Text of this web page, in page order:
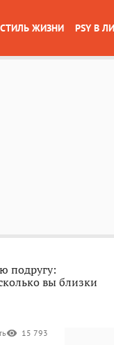
СТИЛЬ ЖИЗНИ PSY В
подругу:
вы близки
15 793